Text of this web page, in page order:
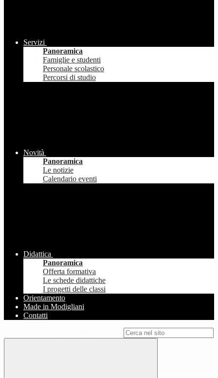
Servizi
Panoramica
Famiglie e studenti
Personale scolastico
Percorsi di studio
Novità
Panoramica
Le notizie
Calendario eventi
Didattica
Panoramica
Offerta formativa
Le schede didattiche
I progetti delle classi
Orientamento
Made in Modigliani
Contatti